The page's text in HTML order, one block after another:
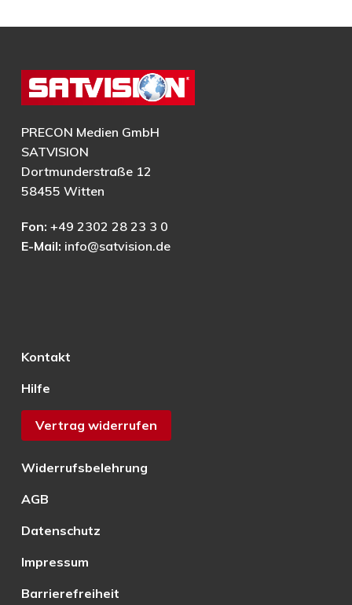
PRECON Medien GmbH
SATVISION
Dortmunderstraße 12
58455 Witten
Fon: +49 2302 28 23 3 0
E-Mail: info@satvision.de
Kontakt
Hilfe
Vertrag widerrufen
Widerrufsbelehrung
AGB
Datenschutz
Impressum
Barrierefreiheit